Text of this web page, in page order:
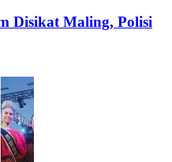
Disikat Maling, Polisi